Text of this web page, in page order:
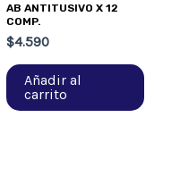
AB ANTITUSIVO X 12
COMP.
$4.590
Añadir al
carrito